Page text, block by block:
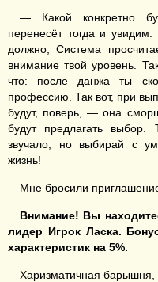
— Какой конкретно
перенесёт тогда и
должно, Система
внимание твой уровень.
что: после данжа ты
профессию. Так вот, при
будут, поверь, — она
будут предлагать
звучало, но выбирай с
жизнь!
Мне бросили
Внимание! Вы
лидер Игрок Ласка.
характеристик на 5%.
Харизматичная барышня,